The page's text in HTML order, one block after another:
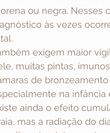
ou negra. Nesses
às vezes
exigem maior
muitas pintas,
de
na infância
ainda o efeito
mas a radiação do